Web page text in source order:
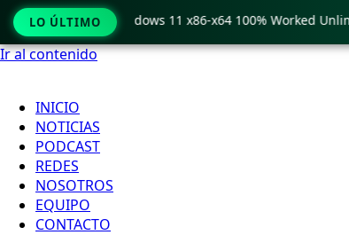
Ir al contenido
INICIO
NOTICIAS
PODCAST
REDES
NOSOTROS
EQUIPO
CONTACTO
LO ÚLTIMO
Crack only Windows 11 x86-x64 100% Worked Unlimited